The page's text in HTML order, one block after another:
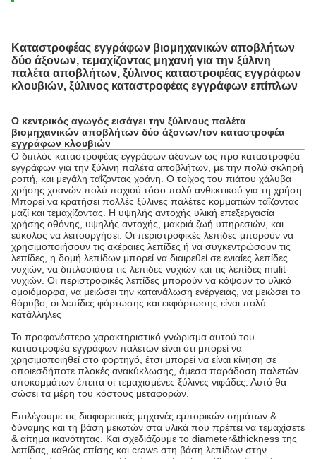
Καταστροφέας εγγράφων βιομηχανικών αποβλήτων
δύο άξονων, τεμαχίζοντας μηχανή για την ξύλινη
παλέτα αποβλήτων, ξύλινος καταστροφέας εγγράφων
κλουβιών, ξύλινος καταστροφέας εγγράφων επίπλων
Ο κεντρικός αγωγός εισάγει την ξύλινους παλέτα
βιομηχανικών αποβλήτων δύο άξονων/τον καταστροφέα
εγγράφων κλουβιών
Ο διπλός καταστροφέας εγγράφων άξονων ως προ καταστροφέα
εγγράφων για την ξύλινη παλέτα αποβλήτων, με την πολύ σκληρή
ροπή, και μεγάλη ταΐζοντας χοάνη. Ο τοίχος του πιάτου χάλυβα
χρήσης χοανών πολύ παχιού τόσο πολύ ανθεκτικού για τη χρήση.
Μπορεί να κρατήσει πολλές ξύλινες παλέτες κομματιών ταΐζοντας
μαζί και τεμαχίζοντας. Η υψηλής αντοχής υλική επεξεργασία
χρήσης οθόνης, υψηλής αντοχής, μακριά ζωή υπηρεσιών, και
εύκολος να λειτουργήσει. Οι περιστροφικές λεπίδες μπορούν να
χρησιμοποιήσουν τις ακέραιες λεπίδες ή να συγκεντρώσουν τις
λεπίδες, η δομή λεπίδων μπορεί να διαιρεθεί σε ενιαίες λεπίδες
νυχιών, να διπλασιάσει τις λεπίδες νυχιών και τις λεπίδες mulit-
νυχιών. Οι περιστροφικές λεπίδες μπορούν να κόψουν το υλικό
ομοιόμορφα, να μειώσει την κατανάλωση ενέργειας, να μειώσει το
θόρυβο, οι λεπίδες φόρτωσης και εκφόρτωσης είναι πολύ
κατάλληλες
Το προφανέστερο χαρακτηριστικό γνώρισμα αυτού του
καταστροφέα εγγράφων παλετών είναι ότι μπορεί να
χρησιμοποιηθεί στο φορτηγό, έτσι μπορεί να είναι κίνηση σε
οποιεσδήποτε πλοκές ανακύκλωσης, άμεσα παράδοση παλετών
αποκομμάτων έπειτα οι τεμαχισμένες ξύλινες νιφάδες. Αυτό θα
σώσει τα μέρη του κόστους μεταφορών.
Επιλέγουμε τις διαφορετικές μηχανές εμπορικών σημάτων &
δύναμης και τη βάση μειωτών στα υλικά που πρέπει να τεμαχίσετε
& αίτημα ικανότητας. Και σχεδιάζουμε το diameter&thickness της
λεπίδας, καθώς επίσης και craws στη βάση λεπίδων στην